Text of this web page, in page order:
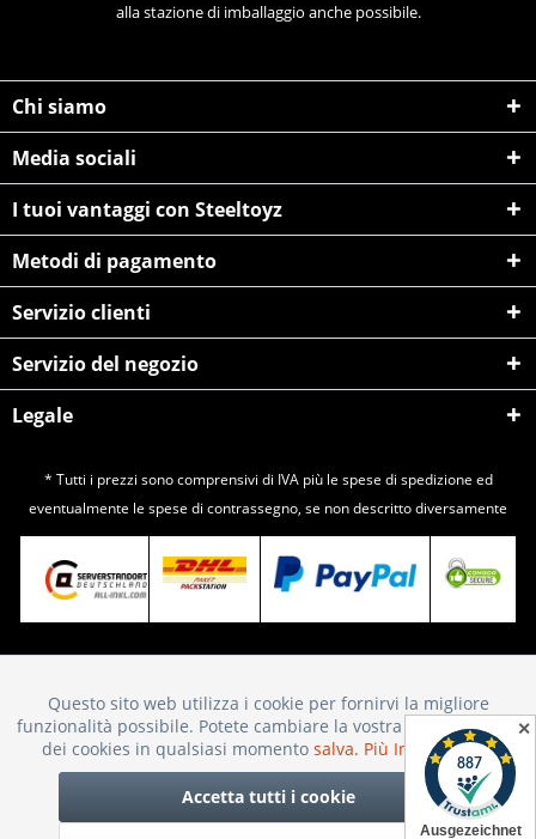
✕
alla stazione di imballaggio anche possibile.
Chi siamo
Media sociali
I tuoi vantaggi con Steeltoyz
Metodi di pagamento
Servizio clienti
Servizio del negozio
Legale
* Tutti i prezzi sono comprensivi di IVA più le spese di spedizione ed
eventualmente le spese di contrassegno, se non descritto diversamente
Funktionale Attivo
Marketing Inattivo
Questo sito web utilizza i cookie per fornirvi la migliore
funzionalità possibile. Potete cambiare la vostra scelta sull'uso
dei cookies in qualsiasi momento salva. Più Informazioni
Accetta tutti i cookie